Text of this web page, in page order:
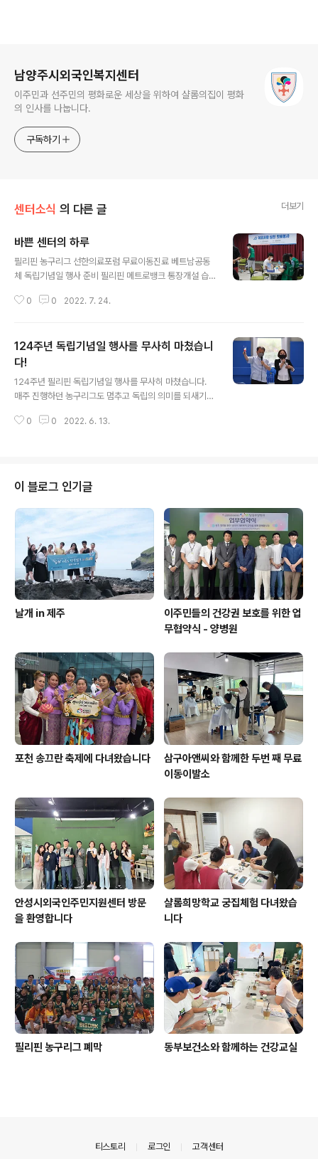
남양주시외국인복지센터
이주민과 선주민의 평화로운 세상을 위하여 샬롬의집이 평화
의 인사를 나눕니다.
구독하기
센터소식 의 다른 글 더보기
바쁜 센터의 하루
필리핀 농구리그 선한의료포럼 무료이동진료 베트남공동
체 독립기념일 행사 준비 필리핀 메트로뱅크 통장개설 습
0 0 2022. 7. 24.
124주년 독립기념일 행사를 무사히 마쳤습니
다!
124주년 필리핀 독립기념일 행사를 무사히 마쳤습니다.
매주 진행하던 농구리그도 멈추고 독립의 의미를 되새기는
준비한 다채로운 프로그램으로 모두가 행복하고 즐거운 시
한민국도 식민의 아픔을 공유하고 있는 나라입니다. 그 의
미가 남다름은 당연합니다. 함께 독립을 축하합니다. 10년
만에 레촌(필리핀식 통돼지 비비큐)을 맛보았다는 어느 필
리핀 분의 후기에 묘한 마음이 들었습니다. 이렇게 공동체
와 센터가 여러분의 위로가 되기를 바라며!!!!
0 0 2022. 6. 13.
이 블로그 인기글
날개 in 제주
이주민들의 건강권 보호를 위한 업
무협약식 - 양병원
포천 송끄란 축제에 다녀왔습니다
삼구아앤씨와 함께한 두번 째 무료
이동이발소
안성시외국인주민지원센터 방문
을 환영합니다
샬롬희망학교 궁집체험 다녀왔습
니다
필리핀 농구리그 폐막 동부보건소와 함께하는 건강교실
티스토리 로그인 고객센터